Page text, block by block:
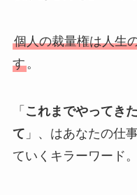
個人の裁量権は人生
す。
「 これまでやってき
て 」、はあなたの仕
ていくキラーワード。